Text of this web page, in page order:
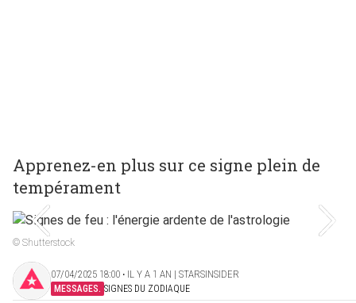
Apprenez-en plus sur ce signe plein de
tempérament
© Shutterstock
07/04/2025 18:00 ‧ IL Y A 1 AN | STARSINSIDER
MESSAGES. SIGNES DU ZODIAQUE